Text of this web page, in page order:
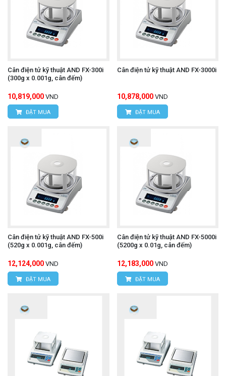
Cân điện tử kỹ thuật AND FX-300i
(300g x 0.001g, cân đếm)
10,819,000 VND
ĐẶT MUA
Cân điện tử kỹ thuật AND FX-3000i
10,878,000 VND
ĐẶT MUA
Cân điện tử kỹ thuật AND FX-500i
(520g x 0.001g, cân đếm)
12,124,000 VND
ĐẶT MUA
Cân điện tử kỹ thuật AND FX-5000i
(5200g x 0.01g, cân đếm)
12,183,000 VND
ĐẶT MUA